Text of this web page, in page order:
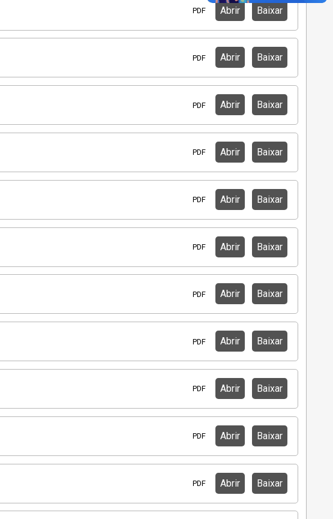
PDF Abrir Baixar
PDF Abrir Baixar
PDF Abrir Baixar
PDF Abrir Baixar
PDF Abrir Baixar
PDF Abrir Baixar
PDF Abrir Baixar
PDF Abrir Baixar
PDF Abrir Baixar
PDF Abrir Baixar
PDF Abrir Baixar